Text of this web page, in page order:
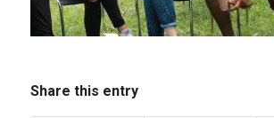
Share this entry